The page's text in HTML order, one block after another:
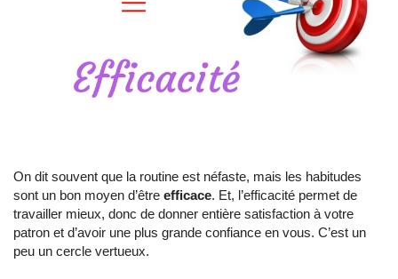
On dit souvent que la routine est néfaste, mais les habitudes
sont un bon moyen d’être efficace. Et, l’efficacité permet de
travailler mieux, donc de donner entière satisfaction à votre
patron et d’avoir une plus grande confiance en vous. C’est un
peu un cercle vertueux.